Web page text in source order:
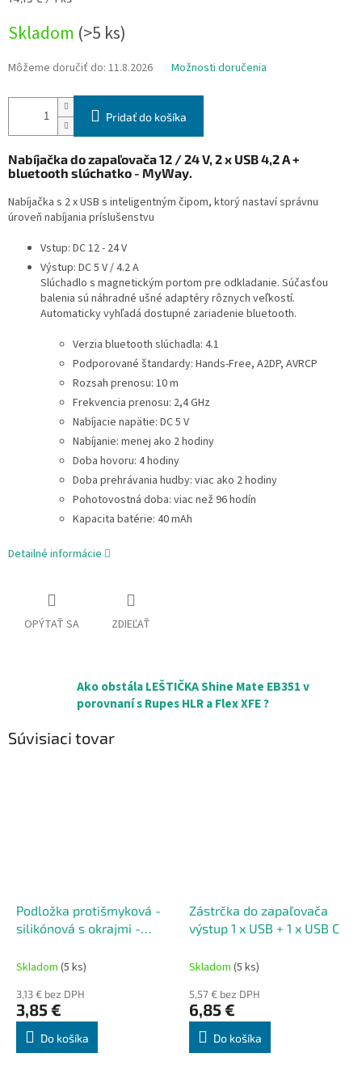
Skladom (>5 ks)
Môžeme doručiť do: 11.8.2026 Možnosti doručenia
Pridať do košíka
Nabíjačka do zapaľovača 12 / 24 V, 2 x USB 4,2 A +
bluetooth slúchatko - MyWay.
Nabíjačka s 2 x USB s inteligentným čipom, ktorý nastaví správnu
úroveň nabíjania príslušenstvu
Vstup: DC 12 - 24 V
Výstup: DC 5 V / 4.2 A
Slúchadlo s magnetickým portom pre odkladanie. Súčasťou
balenia sú náhradné ušné adaptéry rôznych veľkostí.
Automaticky vyhľadá dostupné zariadenie bluetooth.
Verzia bluetooth slúchadla: 4.1
Podporované štandardy: Hands-Free, A2DP, AVRCP
Rozsah prenosu: 10 m
Frekvencia prenosu: 2,4 GHz
Nabíjacie napätie: DC 5 V
Nabíjanie: menej ako 2 hodiny
Doba hovoru: 4 hodiny
Doba prehrávania hudby: viac ako 2 hodiny
Pohotovostná doba: viac než 96 hodín
Kapacita batérie: 40 mAh
Detailné informácie
OPÝTAŤ SA ZDIEĽAŤ
Ako obstála LEŠTIČKA Shine Mate EB351 v
porovnaní s Rupes HLR a Flex XFE ?
Súvisiaci tovar
Podložka protišmyková -
silikónová s okrajmi -
Skladom (5 ks)
3,13 € bez DPH
3,85 €
Do košíka
Zástrčka do zapaľovača
výstup 1 x USB + 1 x USB C
Skladom (5 ks)
5,57 € bez DPH
6,85 €
Do košíka